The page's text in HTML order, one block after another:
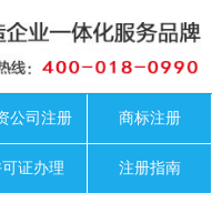
公司注册 商标注册
证办理 注册指南